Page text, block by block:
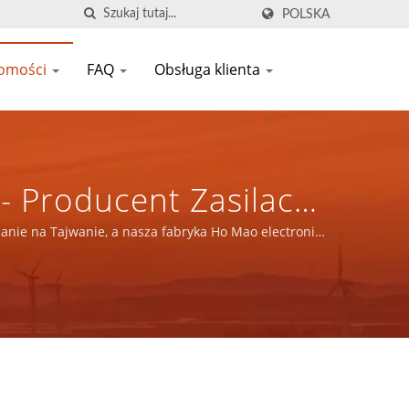
POLSKA
FAQ Obsługa klienta
Zasilaczy
IATF 16949 |
na Tajwanie, a nasza fabryka Ho Mao electronics
14001 i IATF16949.